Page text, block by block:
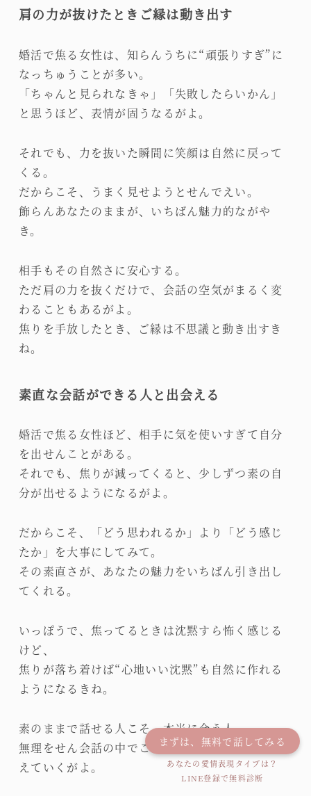
肩の力が抜けたときご縁は動き出す
婚活で焦る女性は、知らんうちに“頑張りすぎ”に
なっちゅうことが多い。
「ちゃんと見られなきゃ」「失敗したらいかん」
と思うほど、表情が固うなるがよ。
それでも、力を抜いた瞬間に笑顔は自然に戻って
くる。
だからこそ、うまく見せようとせんでえい。
飾らんあなたのままが、いちばん魅力的ながや
き。
相手もその自然さに安心する。
ただ肩の力を抜くだけで、会話の空気がまるく変
わることもあるがよ。
焦りを手放したとき、ご縁は不思議と動き出すき
ね。
素直な会話ができる人と出会える
婚活で焦る女性ほど、相手に気を使いすぎて自分
を出せんことがある。
それでも、焦りが減ってくると、少しずつ素の自
分が出せるようになるがよ。
だからこそ、「どう思われるか」より「どう感じ
たか」を大事にしてみて。
その素直さが、あなたの魅力をいちばん引き出し
てくれる。
いっぽうで、焦ってるときは沈黙すら怖く感じる
けど、
焦りが落ち着けば“心地いい沈黙”も自然に作れる
ようになるきね。
素のままで話せる人こそ、本当に合う人。
無理をせん会話の中でこそ、ご縁はちゃんと芽生
えていくがよ。
まずは、無料で話してみる
あなたの愛情表現タイプは？
LINE登録で無料診断